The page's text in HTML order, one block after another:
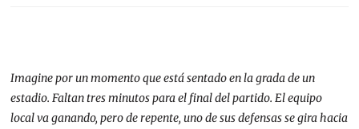
Imagine por un momento que está sentado en la grada de un
estadio. Faltan tres minutos para el final del partido. El equipo
local va ganando, pero de repente, uno de sus defensas se gira hacia